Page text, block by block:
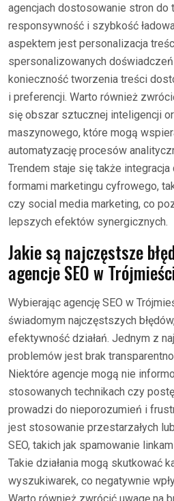
agencjach dostosowanie stron
responsywność i szybkość
aspektem jest personalizacja
spersonalizowanych
konieczność tworzenia treści
i preferencji. Warto również
się obszar sztucznej inteligencji
maszynowego, które mogą
automatyzację procesów
Trendem staje się także integracja
formami marketingu cyfrowego,
czy social media marketing, co
lepszych efektów synergicznych.
Jakie są najczęstsze
agencje SEO w
Wybierając agencję SEO w
świadomym najczęstszych
efektywność działań. Jednym z
problemów jest brak
Niektóre agencje mogą nie
stosowanych technikach czy
prowadzi do nieporozumień i
jest stosowanie przestarzałych
SEO, takich jak spamowanie
Takie działania mogą skutkować
wyszukiwarek, co negatywnie